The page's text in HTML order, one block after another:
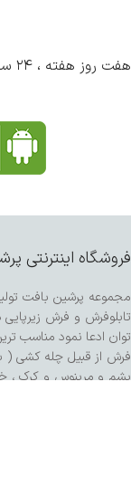
هفت روز هفته ، ۲۴ ساعت شبانه‌روز پاسخگوی شما هستیم.
فروشگاه اینترنتی
مجموعه پرشین بافت
تابلوفرش و فرش
توان ادعا نمود مناسب
فرش از قبیل چله کشی ( با
پشم و مرینوس و کرک ،